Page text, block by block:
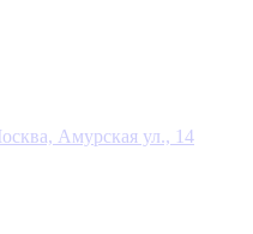
Амурская ул., 14